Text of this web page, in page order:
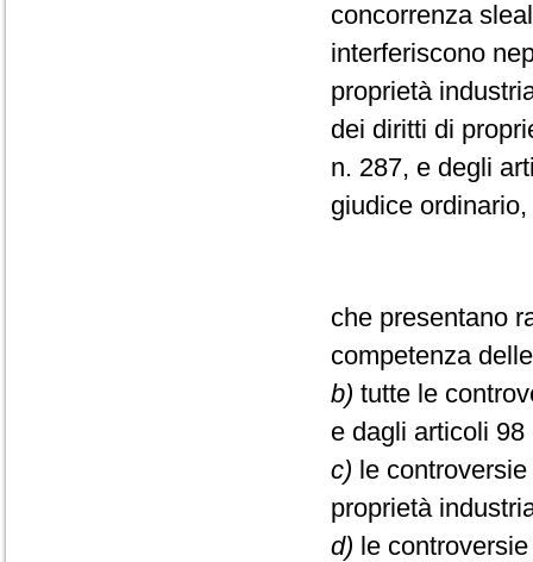
concorrenza
interferiscono
proprietà
dei diritti di
n. 287, e degli
giudice
che presentano
competenza
b) tutte le
e dagli articoli 98
c) le
proprietà
d) le